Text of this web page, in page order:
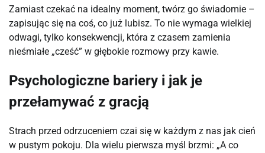
Zamiast czekać na idealny moment, twórz go świadomie –
zapisując się na coś, co już lubisz. To nie wymaga wielkiej
odwagi, tylko konsekwencji, która z czasem zamienia
nieśmiałe „cześć” w głębokie rozmowy przy kawie.
Psychologiczne bariery i jak je
przełamywać z gracją
Strach przed odrzuceniem czai się w każdym z nas jak cień
w pustym pokoju. Dla wielu pierwsza myśl brzmi: „A co